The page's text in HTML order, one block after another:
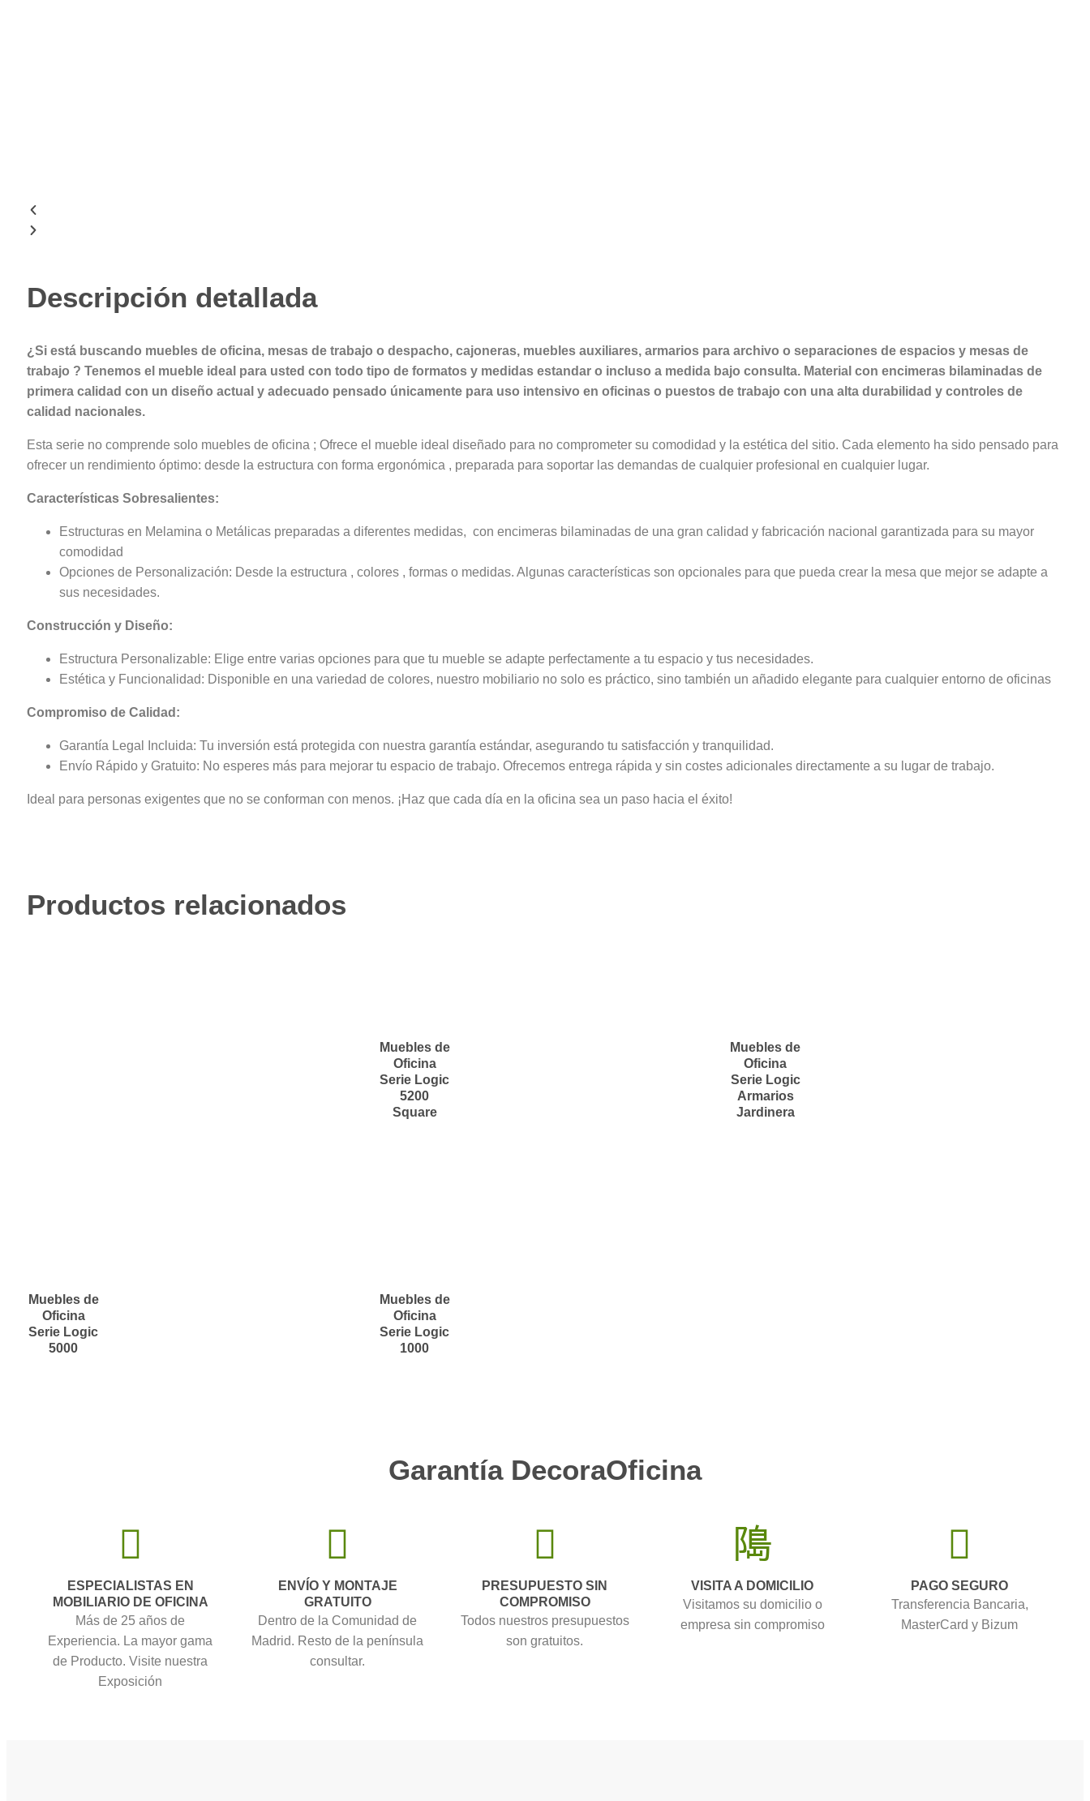
Descripción detallada
¿Si está buscando muebles de oficina, mesas de trabajo o despacho, cajoneras, muebles auxiliares, armarios para archivo o separaciones de espacios y mesas de
trabajo ? Tenemos el mueble ideal para usted con todo tipo de formatos y medidas estandar o incluso a medida bajo consulta. Material con encimeras bilaminadas de
primera calidad con un diseño actual y adecuado pensado únicamente para uso intensivo en oficinas o puestos de trabajo con una alta durabilidad y controles de
calidad nacionales.
Esta serie no comprende solo muebles de oficina ; Ofrece el mueble ideal diseñado para no comprometer su comodidad y la estética del sitio. Cada elemento ha sido pensado para
ofrecer un rendimiento óptimo: desde la estructura con forma ergonómica , preparada para soportar las demandas de cualquier profesional en cualquier lugar.
Características Sobresalientes:
Estructuras en Melamina o Metálicas preparadas a diferentes medidas, con encimeras bilaminadas de una gran calidad y fabricación nacional garantizada para su mayor
comodidad
Opciones de Personalización: Desde la estructura , colores , formas o medidas. Algunas características son opcionales para que pueda crear la mesa que mejor se adapte a
sus necesidades.
Construcción y Diseño:
Estructura Personalizable: Elige entre varias opciones para que tu mueble se adapte perfectamente a tu espacio y tus necesidades.
Estética y Funcionalidad: Disponible en una variedad de colores, nuestro mobiliario no solo es práctico, sino también un añadido elegante para cualquier entorno de oficinas
Compromiso de Calidad:
Garantía Legal Incluida: Tu inversión está protegida con nuestra garantía estándar, asegurando tu satisfacción y tranquilidad.
Envío Rápido y Gratuito: No esperes más para mejorar tu espacio de trabajo. Ofrecemos entrega rápida y sin costes adicionales directamente a su lugar de trabajo.
Ideal para personas exigentes que no se conforman con menos. ¡Haz que cada día en la oficina sea un paso hacia el éxito!
Productos relacionados
Muebles de
Oficina
Serie Logic
5200
Square
Muebles de
Oficina
Serie Logic
Armarios
Jardinera
Muebles de
Oficina
Serie Logic
5000
Muebles de
Oficina
Serie Logic
1000
Garantía DecoraOficina
ESPECIALISTAS EN
MOBILIARIO DE OFICINA
Más de 25 años de
Experiencia. La mayor gama
de Producto. Visite nuestra
Exposición
ENVÍO Y MONTAJE
GRATUITO
Dentro de la Comunidad de
Madrid. Resto de la península
consultar.
PRESUPUESTO SIN
COMPROMISO
Todos nuestros presupuestos
son gratuitos.
VISITA A DOMICILIO
Visitamos su domicilio o
empresa sin compromiso
PAGO SEGURO
Transferencia Bancaria,
MasterCard y Bizum